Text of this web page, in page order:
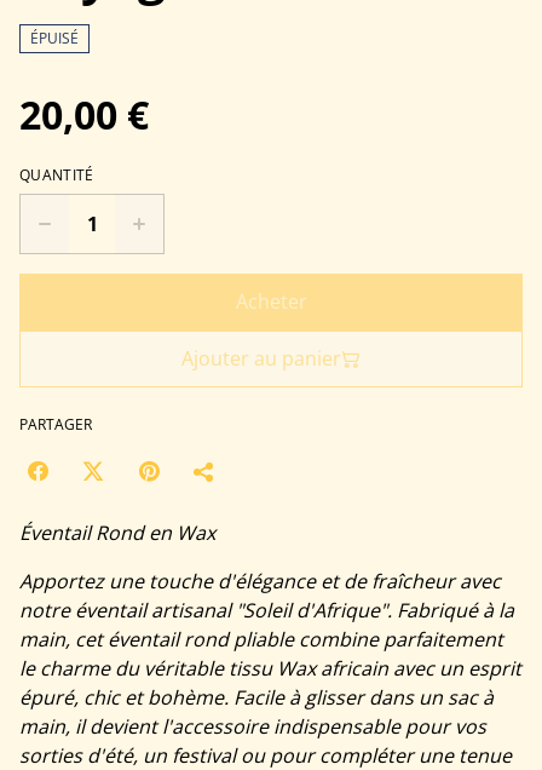
ÉPUISÉ
20,00 €
QUANTITÉ
Acheter
Ajouter au panier
PARTAGER
Éventail Rond en Wax
Apportez une touche d'élégance et de fraîcheur avec
notre éventail artisanal "Soleil d'Afrique". Fabriqué à la
main, cet éventail rond pliable combine parfaitement
le charme du véritable tissu Wax africain avec un esprit
épuré, chic et bohème. Facile à glisser dans un sac à
main, il devient l'accessoire indispensable pour vos
sorties d'été, un festival ou pour compléter une tenue